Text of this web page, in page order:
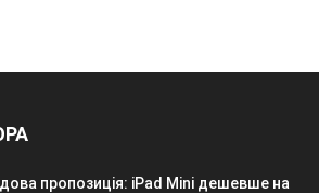
пропозиція: iPad Mini дешевше на